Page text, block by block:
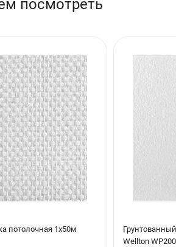
посмотреть
потолочная 1х50м
Wellton